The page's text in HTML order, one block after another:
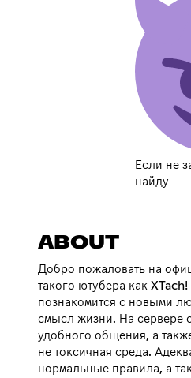
Если не
найду
ABOUT
Добро пожаловать на
такого ютубера как
познакомится с новыми
смысл жизни. На сервере
удобного общения, а
не токсичная среда.
нормальные правила, а